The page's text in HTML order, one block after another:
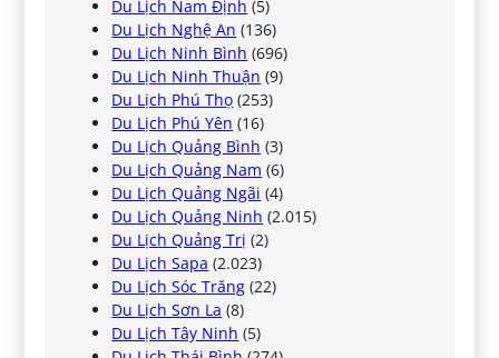
Du Lịch Nam Định (5)
Du Lịch Nghệ An (136)
Du Lịch Ninh Bình (696)
Du Lịch Ninh Thuận (9)
Du Lịch Phú Thọ (253)
Du Lịch Phú Yên (16)
Du Lịch Quảng Bình (3)
Du Lịch Quảng Nam (6)
Du Lịch Quảng Ngãi (4)
Du Lịch Quảng Ninh (2.015)
Du Lịch Quảng Trị (2)
Du Lịch Sapa (2.023)
Du Lịch Sóc Trăng (22)
Du Lịch Sơn La (8)
Du Lịch Tây Ninh (5)